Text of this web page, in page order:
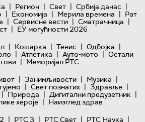
| Регион | Свет | Србија данас |
| Економија | Мерила времена | Рат
| Сервисне вести | Сматрачница |
| ЕУ могућности 2026
| Кошарка | Тенис | Одбојка |
| Атлетика | Ауто-мото | Остали
| Меморијал РТС
| Занимљивости | Музика |
| Свет познатих | Здравље |
| Природа | Дигитални предузетник |
хероје | Наизглед здрав
| РТС 3 | РТС Свет | РТС Наука |